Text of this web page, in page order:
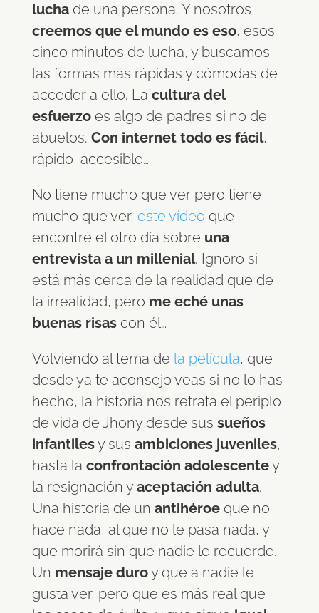
luchade una persona. Y nosotros
creemos que el mundo es eso, esos
cinco minutos de lucha, y buscamos
las formas más rápidas y cómodas de
acceder a ello. La cultura del
esfuerzoes algo de padres si no de
abuelos. Con internet todo es fácil,
rápido, accesible…
No tiene mucho que ver pero tiene
mucho que ver, este vídeo que
encontré el otro día sobre una
entrevista a un millenial. Ignoro si
está más cerca de la realidad que de
la irrealidad, pero me eché unas
buenas risascon él…
Volviendo al tema de la película, que
desde ya te aconsejo veas si no lo has
hecho, la historia nos retrata el periplo
de vida de Jhony desde sus sueños
infantilesy sus ambiciones juveniles,
hasta la confrontación adolescentey
la resignación yaceptación adulta.
Una historia de un antihéroeque no
hace nada, al que no le pasa nada, y
que morirá sin que nadie le recuerde.
Un mensaje duroy que a nadie le
gusta ver, pero que es más real que